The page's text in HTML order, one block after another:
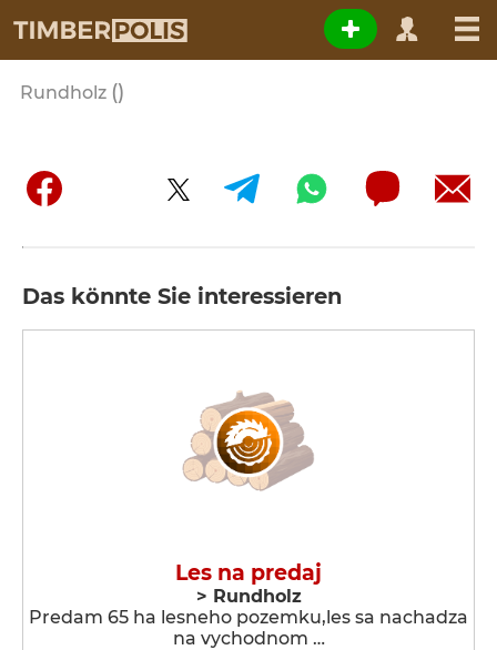
Rundholz ()
Das könnte Sie interessieren
Les na predaj
> Rundholz
Predam 65 ha lesneho pozemku,les sa nachadza
na vychodnom …